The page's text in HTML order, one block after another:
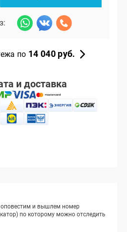
по 14 040 руб.
и доставка
и вышлем номер
по которому можно отследить